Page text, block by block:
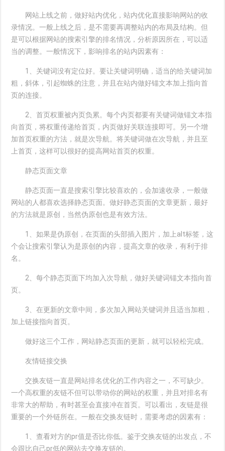
网站上线之前，做好站内优化，站内优化直接影响网站的收
录情况。一般上线之后，是不需要再调整站内的布局及结构。但
是可以根据网站的搜索引擎的排名情况，分析原因所在，可以适
当的调整。一般情况下，影响排名的站内因素有：
1、关键词没有定位好。要让关键词明确，适当的给关键词加
粗，斜体，引起蜘蛛的注意，并且在站内做好锚文本加上指向首
页的连接。
2、首页权重被内页负累。每个内页都要有关键词做锚文本指
向首页，将权重传递给首页，内页做好关联连接即可。另一个增
加首页权重的方法，就是次导航。将关键词做在次导航，并且至
上首页，这样可以很好的提高网站首页的权重。
静态页面文章
静态页面一直是搜索引擎比较喜欢的，会加速收录，一般做
网站的人都喜欢选择静态页面。做好静态页面的文章更新，最好
的方法就是原创，当然伪原创也是有效方法。
1、如果是伪原创，在页面的头部插入图片，加上alt标签，这
个会让搜索引擎认为是原创的内容，提高文章的收录，有利于排
名。
2、每个静态页面下均加入次导航，做好关键词锚文本指向首
页。
3、在更新的文章中间，多次加入网站关键词并且适当加粗，
加上链接指向首页。
做好这三个工作，网站静态页面的更新，就可以轻松完成。
友情链接交换
交换友链一直是网站排名优化的工作内容之一，不可缺少。
一个高权重的友链不但可以带动你的网站的权重，并且对排名有
非常大的帮助，有时甚至会直接冲在首页。可以看出，友链是很
重要的一个外链所在。一般在交换友链时，需要考虑的因素有：
1、查看对方的pr值是否比你低。鉴于交换友链的出发点，不
会跟比自己pr低的网站去交换友链的。